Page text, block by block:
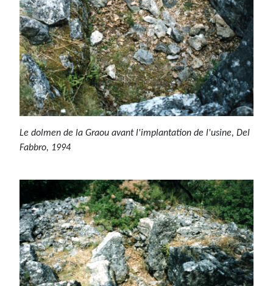
Le dolmen de la Graou avant l'implantation de l'usine, Del
Fabbro, 1994